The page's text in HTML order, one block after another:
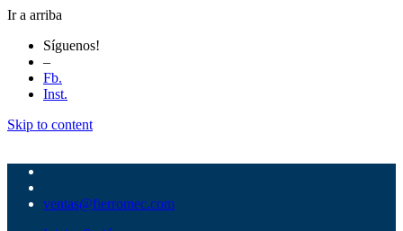
Ir a arriba
Síguenos!
–
Fb.
Inst.
Skip to content
ventas@fierromec.com